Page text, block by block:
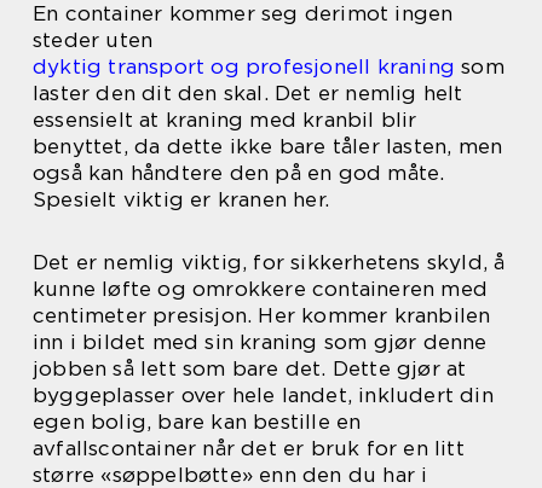
En container kommer seg derimot ingen
steder uten
dyktig transport og profesjonell kraning som
laster den dit den skal. Det er nemlig helt
essensielt at kraning med kranbil blir
benyttet, da dette ikke bare tåler lasten, men
også kan håndtere den på en god måte.
Spesielt viktig er kranen her.
Det er nemlig viktig, for sikkerhetens skyld, å
kunne løfte og omrokkere containeren med
centimeter presisjon. Her kommer kranbilen
inn i bildet med sin kraning som gjør denne
jobben så lett som bare det. Dette gjør at
byggeplasser over hele landet, inkludert din
egen bolig, bare kan bestille en
avfallscontainer når det er bruk for en litt
større «søppelbøtte» enn den du har i